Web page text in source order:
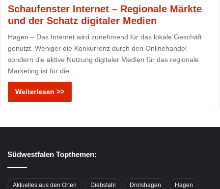
Schaufenster Internet – Regionale Märkte
und der Schatz digitaler Medien
Hagen – Das Internet wird zunehmend für das lokale Geschäft
genutzt. Weniger die Konkurrenz durch den Onlinehandel
sondern die aktive Nutzung digitaler Medien für das regionale
Marketing ist für die…
Weiterlesen >>
Südwestfalen Topthemen:
Aktuelles aus den Orten Diebstahl Drolshagen Hagen